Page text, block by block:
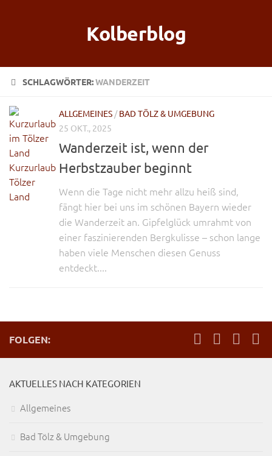
Kolberblog
SCHLAGWÖRTER:WANDERZEIT
ALLGEMEINES /BAD TÖLZ & UMGEBUNG
25 OKT., 2025
Wanderzeit ist, wenn der
Herbstzauber beginnt
Wenn die Tage nicht mehr allzu heiß sind,
fängt hier bei uns im schönen Bayern wieder
die Wanderzeit an. Gipfelglück umrahmt von
einer faszinierenden Bergkulisse – schon lange
haben viele Menschen diesen Genuss
entdeckt....
FOLGEN:
AKTUELLES NACH KATEGORIEN
Allgemeines
Bad Tölz & Umgebung